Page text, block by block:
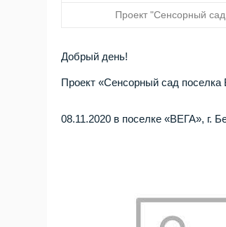
Проект "Сенсорный
Добрый день!
Проект «Сенсорный сад
08.11.2020 в поселке «ВЕГА», г.